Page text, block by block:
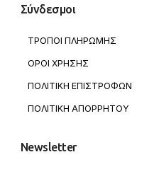
Σύνδεσμοι
ΤΡΟΠΟΙ ΠΛΗΡΩΜΗΣ
ΟΡΟΙ ΧΡΗΣΗΣ
ΠΟΛΙΤΙΚΗ ΕΠΙΣΤΡΟΦΩΝ
ΠΟΛΙΤΙΚΗ ΑΠΟΡΡΗΤΟΥ
Newsletter